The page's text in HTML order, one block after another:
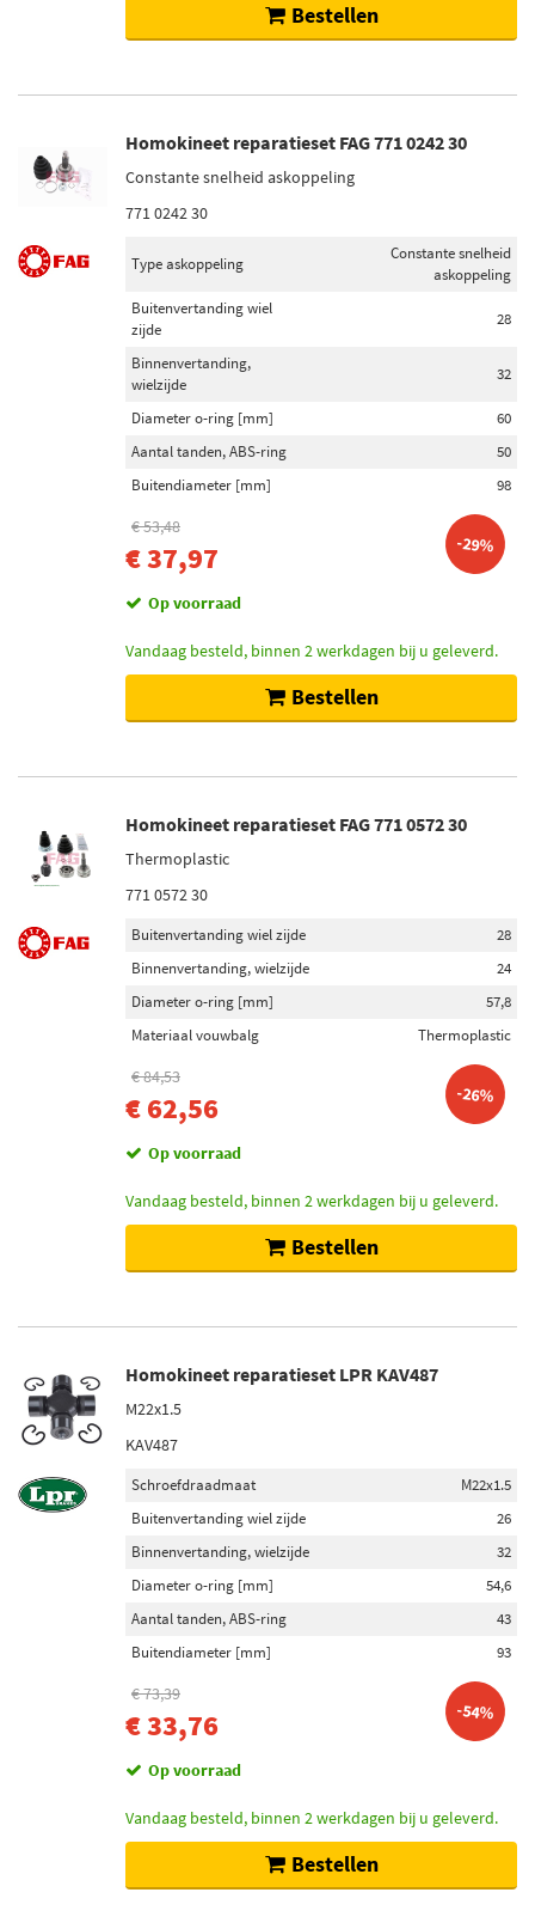
Bestellen
Homokineet reparatieset FAG 771 0242 30
Constante snelheid askoppeling
771 0242 30
Type askoppeling
Constante snelheid
askoppeling
Buitenvertanding wiel
zijde
28
Binnenvertanding,
wielzijde
32
Diameter o-ring [mm]
60
Aantal tanden, ABS-ring
50
Buitendiameter [mm]
98
€ 53,48
€ 37,97 -29%
Op voorraad
Vandaag besteld, binnen 2 werkdagen bij u geleverd.
Bestellen
Homokineet reparatieset FAG 771 0572 30
Thermoplastic
771 0572 30
Buitenvertanding wiel zijde
28
Binnenvertanding, wielzijde
24
Diameter o-ring [mm]
57,8
Materiaal vouwbalg
Thermoplastic
€ 84,53
€ 62,56 -26%
Op voorraad
Vandaag besteld, binnen 2 werkdagen bij u geleverd.
Bestellen
Homokineet reparatieset LPR KAV487
M22x1.5
KAV487
Schroefdraadmaat
M22x1.5
Buitenvertanding wiel zijde
26
Binnenvertanding, wielzijde
32
Diameter o-ring [mm]
54,6
Aantal tanden, ABS-ring
43
Buitendiameter [mm]
93
€ 73,39
€ 33,76 -54%
Op voorraad
Vandaag besteld, binnen 2 werkdagen bij u geleverd.
Bestellen